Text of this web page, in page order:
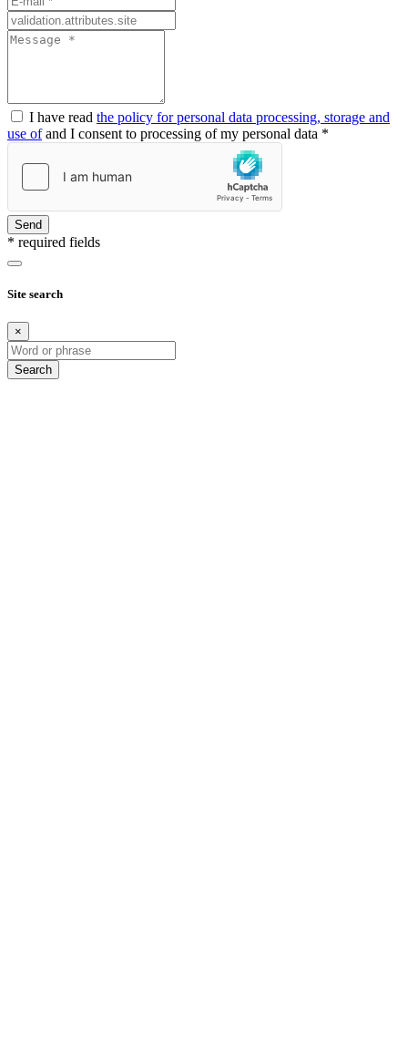
I have read the policy for personal data processing, storage and
use ofand I consent to processing of my personal data *
Send
* required fields
Site search
×
Search